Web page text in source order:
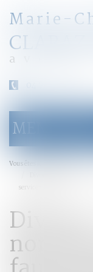
Marie-
avocat
le
MENU
Vous êtes ici :
Divorce -Usage du
service-public.fr
Divorce
nom